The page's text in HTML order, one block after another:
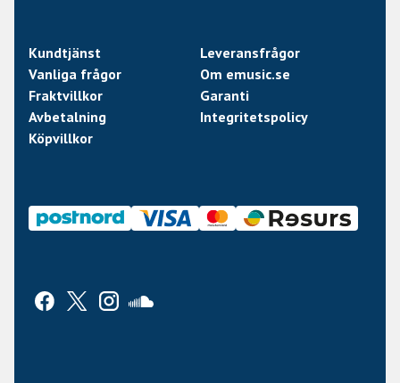
Kundtjänst
Leveransfrågor
Vanliga frågor
Om emusic.se
Fraktvillkor
Garanti
Avbetalning
Integritetspolicy
Köpvillkor